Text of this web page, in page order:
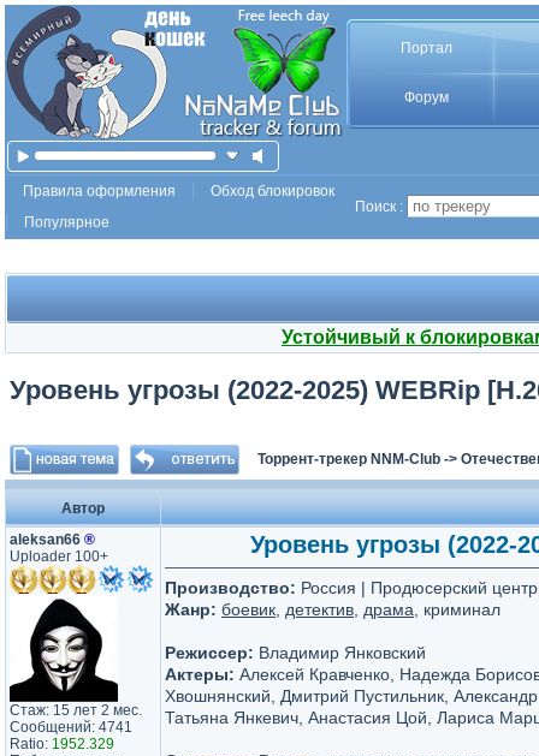
Портал
Форум
Правила оформления
Обход блокировок
Популярное
Поиск :
Устойчивый к
Уровень угрозы (2022-2025) WEBRip
Торрент-трекер NNM-Club ->
Автор
aleksan66 ®
Uploader 100+
Стаж: 15 лет 2 мес.
Сообщений: 4741
Ratio: 1952.329
Уровень угрозы (2022-
Производство: Россия | Продюсерский
Жанр: боевик детектив драма , криминал
Режиссер: Владимир Янковский
Актеры: Алексей Кравченко, Надежда
Хвошнянский, Дмитрий Пустильник,
Татьяна Янкевич, Анастасия Цой, Лариса